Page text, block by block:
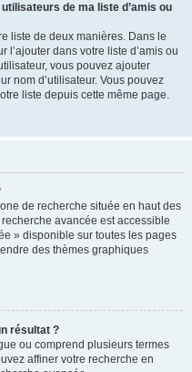
de ma liste d’amis ou
liste de deux manières. Dans le
dans votre liste d’amis ou
vous pouvez ajouter
nom d’utilisateur. Vous pouvez
liste depuis cette même page.
de recherche située en haut des
avancée est accessible
» disponible sur toutes les pages
des thèmes graphiques
résultat ?
ou comprend plusieurs termes
affiner votre recherche en